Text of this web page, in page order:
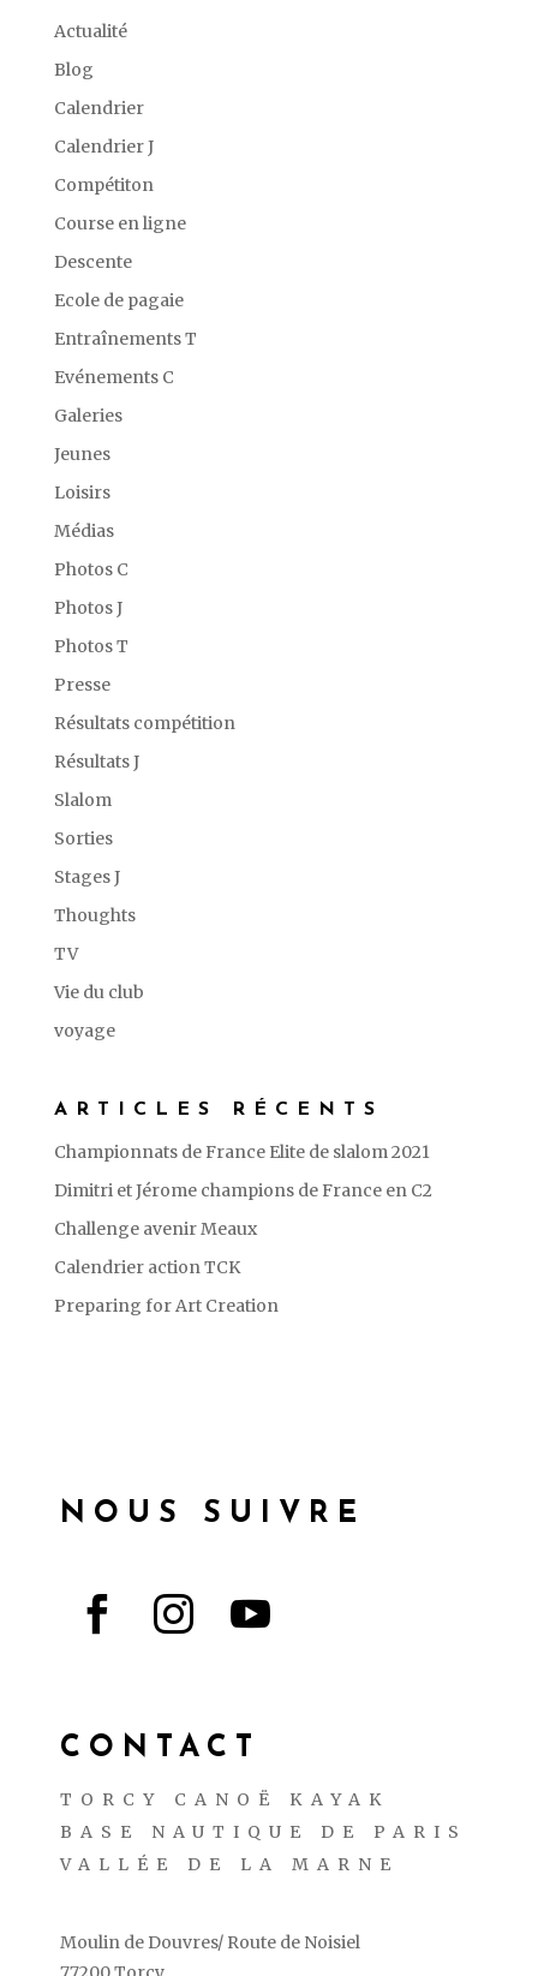
Actualité
Blog
Calendrier
Calendrier J
Compétiton
Course en ligne
Descente
Ecole de pagaie
Entraînements T
Evénements C
Galeries
Jeunes
Loisirs
Médias
Photos C
Photos J
Photos T
Presse
Résultats compétition
Résultats J
Slalom
Sorties
Stages J
Thoughts
TV
Vie du club
voyage
ARTICLES RÉCENTS
Championnats de France Elite de slalom 2021
Dimitri et Jérome champions de France en C2
Challenge avenir Meaux
Calendrier action TCK
Preparing for Art Creation
NOUS SUIVRE
  
CONTACT
TORCY CANOË KAYAK
BASE NAUTIQUE DE PARIS
VALLÉE DE LA MARNE
Moulin de Douvres/ Route de Noisiel